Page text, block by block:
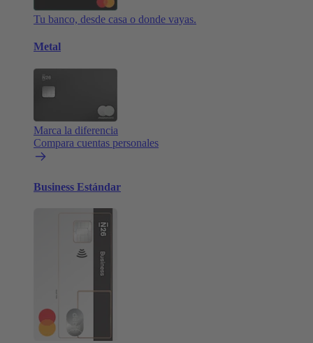
Tu banco, desde casa o donde vayas.
Metal
Marca la diferencia
Compara cuentas personales
Business Estándar